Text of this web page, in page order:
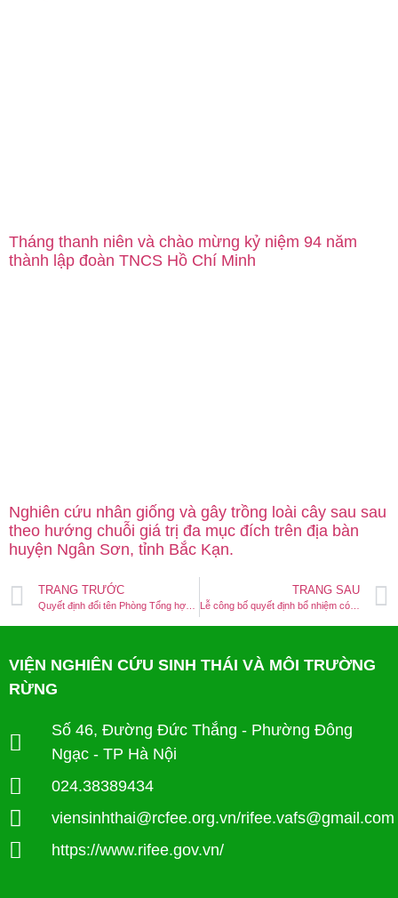
Tháng thanh niên và chào mừng kỷ niệm 94 năm
thành lập đoàn TNCS Hồ Chí Minh
Nghiên cứu nhân giống và gây trồng loài cây sau sau
theo hướng chuỗi giá trị đa mục đích trên địa bàn
huyện Ngân Sơn, tỉnh Bắc Kạn.
TRANG TRƯỚC TRANG SAU
Lễ công bố quyết định bổ nhiệm có thời hạn Phó Viện trưởng Viện Nghiên cứu Sinh thái và Môi trường rừng.
VIỆN NGHIÊN CỨU SINH THÁI VÀ MÔI TRƯỜNG
RỪNG
Số 46, Đường Đức Thắng - Phường Đông
Ngạc - TP Hà Nội
024.38389434
viensinhthai@rcfee.org.vn/rifee.vafs@gmail.com
https://www.rifee.gov.vn/